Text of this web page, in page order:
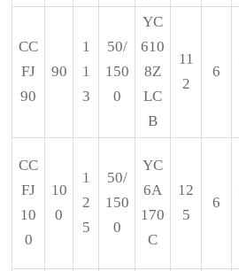
CC
FJ
90
90
1
1
3
50/
150
0
YC
610
8Z
LC
B
11
2
6
CC
FJ
10
0
10
0
1
2
5
50/
150
0
YC
6A
170
C
12
5
6